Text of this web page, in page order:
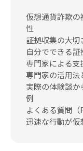
仮想通貨詐欺
性
証拠収集の大
自分でできる
専門家による
専門家の活用法
実際の体験談
例
よくある質問（
迅速な行動が